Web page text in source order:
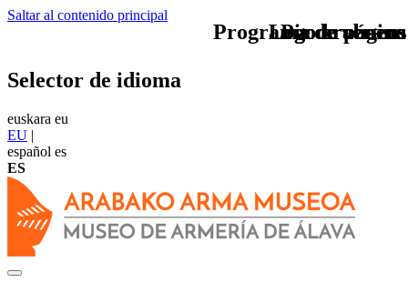
Saltar al contenido principal
Logo arabaeus
Selector de idioma
euskara eu
EU |
español es
ES
Programa de verano
Logo arabaeus
Pie de página